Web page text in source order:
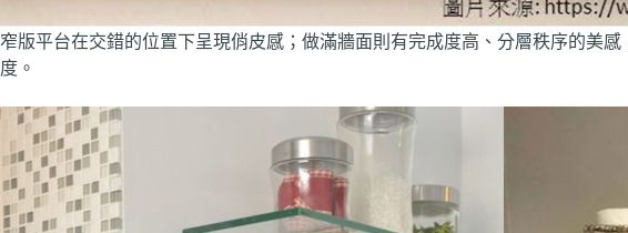
窄版平台在交錯的位置下呈現俏皮感；做滿牆面則有完成度高、分層秩序的美
度。